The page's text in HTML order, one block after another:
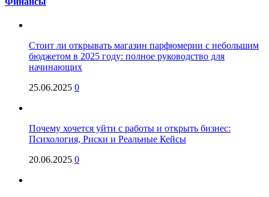
Стоит ли открывать магазин парфюмерии с небольшим
бюджетом в 2025 году: полное руководство для
начинающих
25.06.2025 0
Почему хочется уйти с работы и открыть бизнес:
Психология, Риски и Реальные Кейсы
20.06.2025 0